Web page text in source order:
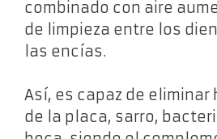
combinado con aire
de limpieza entre los
las encías.
Así, es capaz de eliminar
de la placa, sarro,